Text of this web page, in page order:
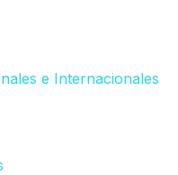
e Internacionales